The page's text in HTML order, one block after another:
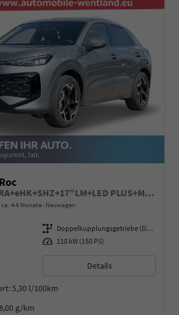
Style ACC+KAMERA+eHK+SHZ+17"LM+LED PLUS+MASSAGE
4-6 Monate Neuwagen
Getriebe
Doppelkupplungsgetriebe (DSG)
Leistung 110 kW (150 PS)
Details
5,30 l/100km
g/km